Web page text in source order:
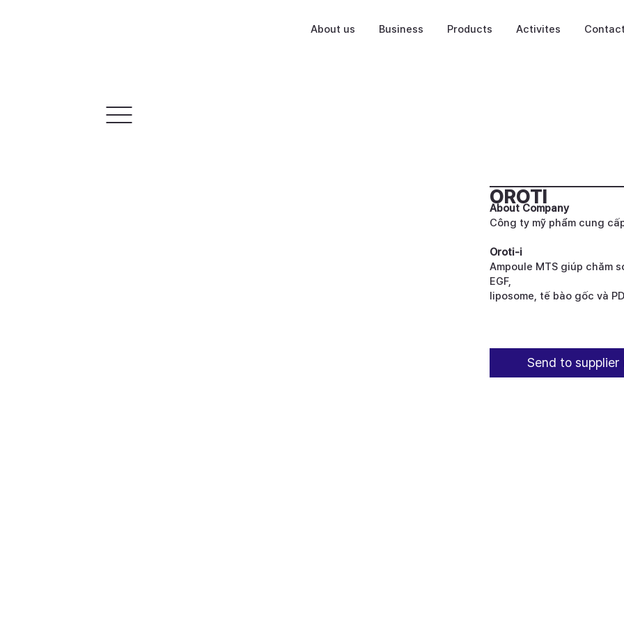
About us Business Products Activites Contact
OROTI
About Company
Công ty mỹ phẩm cung
Oroti-i
Ampoule MTS giúp chăm
EGF,
liposome, tế bào gốc và
Send to supplier